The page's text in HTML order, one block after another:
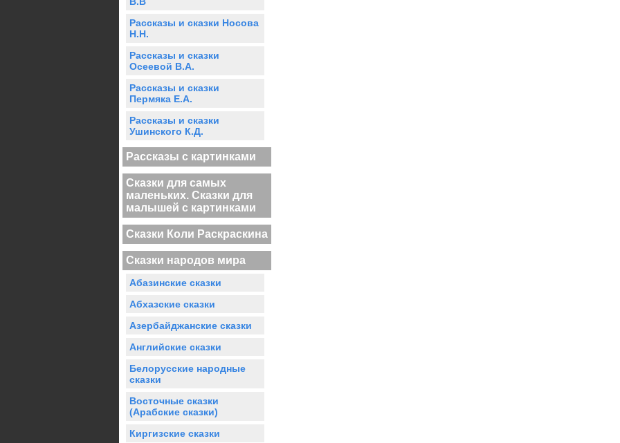
Рассказы и сказки Носова
Н.Н.
Рассказы и сказки
Осеевой В.А.
Рассказы и сказки
Пермяка Е.А.
Рассказы и сказки
Ушинского К.Д.
Рассказы с картинками
Сказки для самых
маленьких. Сказки для
малышей с картинками
Сказки Коли Раскраскина
Сказки народов мира
Абазинские сказки
Абхазские сказки
Азербайджанские сказки
Английские сказки
Белорусские народные
сказки
Восточные сказки
(Арабские сказки)
Киргизские сказки